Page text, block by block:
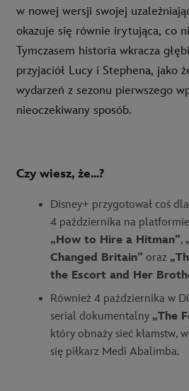
w nowej wersji swojej
okazuje się równie irytująca, co
Tymczasem historia wkracza
przyjaciół Lucy i Stephena, jako
wydarzeń z sezonu pierwszego
nieoczekiwany sposób.
Czy wiesz, że...?
Disney+ przygotował coś
4 października na
„How to Hire a Hitman”,
Changed Britain” oraz
the Escort and Her
Również 4 października w
serial dokumentalny „The
który obnaży sieć kłamstw,
się piłkarz Medi Abalimba.